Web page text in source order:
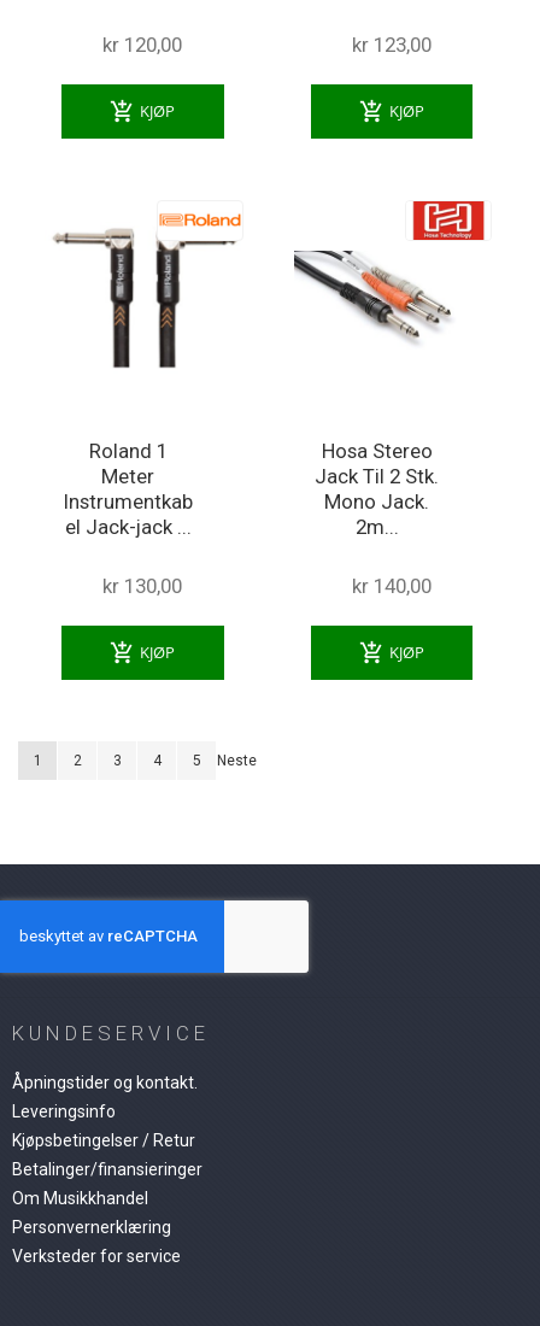
kr 120,00
add_shopping_cart KJØP
kr 123,00
add_shopping_cart KJØP
Roland 1
Meter
Instrumentkab
el Jack-jack ...
kr 130,00
add_shopping_cart KJØP
Hosa Stereo
Jack Til 2 Stk.
Mono Jack.
2m...
kr 140,00
add_shopping_cart KJØP
Siden
You're currently reading page
1 Siden
2 Siden
3 Siden
4 Siden
5 Siden
Neste
KUNDESERVICE
Åpningstider og kontakt.
Leveringsinfo
Kjøpsbetingelser / Retur
Betalinger/finansieringer
Om Musikkhandel
Personvernerklæring
Verksteder for service